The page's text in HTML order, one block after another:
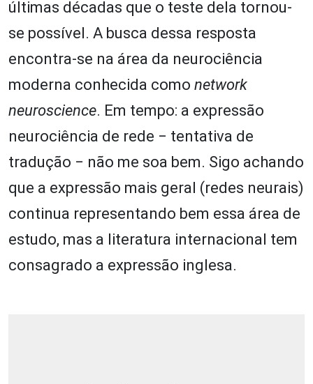
últimas décadas que o teste dela tornou-
se possível. A busca dessa resposta
encontra-se na área da neurociência
moderna conhecida como network
neuroscience. Em tempo: a expressão
neurociência de rede ‒ tentativa de
tradução ‒ não me soa bem. Sigo achando
que a expressão mais geral (redes neurais)
continua representando bem essa área de
estudo, mas a literatura internacional tem
consagrado a expressão inglesa.